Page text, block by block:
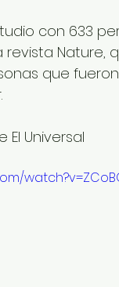
con 633
revista
que
Universal